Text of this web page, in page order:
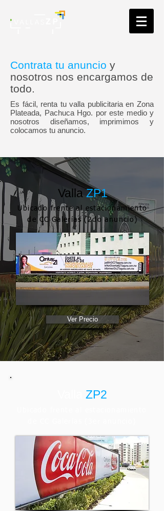
Contrata tu anuncio y
nosotros nos encargamos de
todo.
Es fácil, renta tu valla publicitaria en Zona
Plateada, Pachuca Hgo. por este medio y
nosotros diseñamos, imprimimos y
colocamos tu anuncio.
VallaZP1
Ubicado frente al estacionamiento
de CC Galerías (2do anuncio)
Ver Precio
ZP2